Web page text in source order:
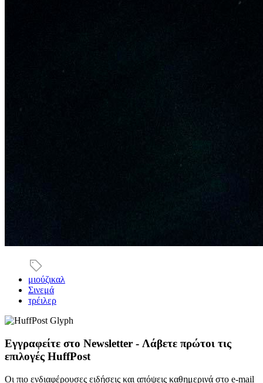
μιούζικαλ
Σινεμά
τρέιλερ
Εγγραφείτε στο Newsletter - Λάβετε πρώτοι τις
επιλογές HuffPost
Οι πιο ενδιαφέρουσες ειδήσεις και απόψεις καθημερινά στο e-mail